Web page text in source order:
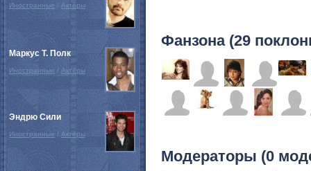
Фанзона (29
Модераторы (0
Иностранные / Актёры
Маркус Т. Полк
Иностранные / Актёры
Эндрю Сили
Иностранные / Актёры